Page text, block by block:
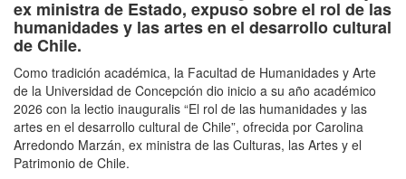
ex ministra de Estado, expuso sobre el rol de las
humanidades y las artes en el desarrollo cultural
de Chile.
Como tradición académica, la Facultad de Humanidades y Arte
de la Universidad de Concepción dio inicio a su año académico
2026 con la lectio inauguralis “El rol de las humanidades y las
artes en el desarrollo cultural de Chile”, ofrecida por Carolina
Arredondo Marzán, ex ministra de las Culturas, las Artes y el
Patrimonio de Chile.